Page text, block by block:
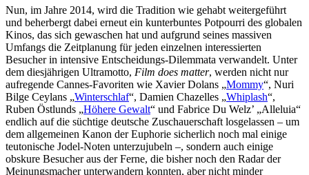
Nun, im Jahre 2014, wird die Tradition wie gehabt weitergeführt
und beherbergt dabei erneut ein kunterbuntes Potpourri des globalen
Kinos, das sich gewaschen hat und aufgrund seines massiven
Umfangs die Zeitplanung für jeden einzelnen interessierten
Besucher in intensive Entscheidungs-Dilemmata verwandelt. Unter
dem diesjährigen Ultramotto, Film does matter, werden nicht nur
aufregende Cannes-Favoriten wie Xavier Dolans „Mommy“, Nuri
Bilge Ceylans „Winterschlaf“, Damien Chazelles „Whiplash“,
Ruben Östlunds „Höhere Gewalt“ und Fabrice Du Welz’ „Alleluia“
endlich auf die süchtige deutsche Zuschauerschaft losgelassen – um
dem allgemeinen Kanon der Euphorie sicherlich noch mal einige
teutonische Jodel-Noten unterzujubeln –, sondern auch einige
obskure Besucher aus der Ferne, die bisher noch den Radar der
Meinungsmacher unterwandern konnten, aber nicht minder